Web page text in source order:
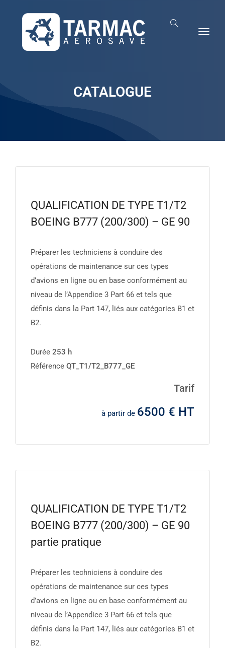
CATALOGUE
QUALIFICATION DE TYPE T1/T2
BOEING B777 (200/300) – GE 90
Préparer les techniciens à conduire des
opérations de maintenance sur ces types
d’avions en ligne ou en base conformément au
niveau de l’Appendice 3 Part 66 et tels que
définis dans la Part 147, liés aux catégories B1 et
B2.
Durée 253 h
Référence QT_T1/T2_B777_GE
Tarif
à partir de 6500 € HT
QUALIFICATION DE TYPE T1/T2
BOEING B777 (200/300) – GE 90
partie pratique
Préparer les techniciens à conduire des
opérations de maintenance sur ces types
d’avions en ligne ou en base conformément au
niveau de l’Appendice 3 Part 66 et tels que
définis dans la Part 147, liés aux catégories B1 et
B2.